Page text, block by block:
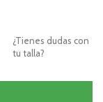
¿Tienes dudas con
tu talla?